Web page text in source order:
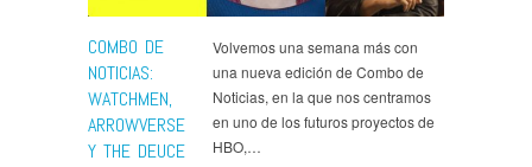
COMBO DE
NOTICIAS:
WATCHMEN,
ARROWVERSE
Y THE DEUCE
Volvemos una semana más con
una nueva edición de Combo de
Noticias, en la que nos centramos
en uno de los futuros proyectos de
HBO,…